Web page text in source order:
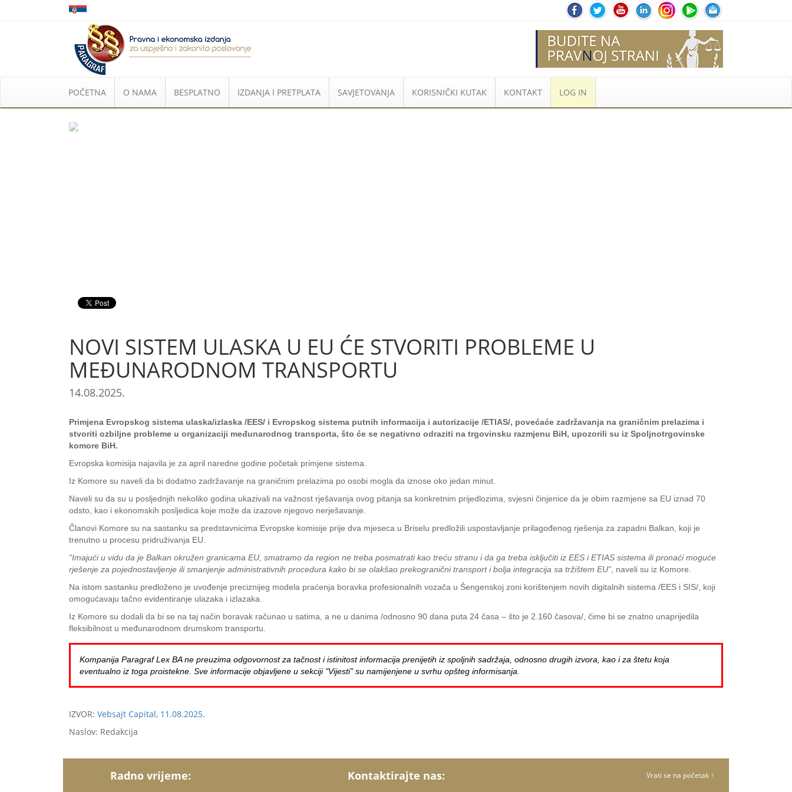
POČETNA O NAMA BESPLATNO IZDANJA I PRETPLATA SAVJETOVANJA KORISNIČKI KUTAK KONTAKT LOG IN
NOVI SISTEM ULASKA U EU ĆE STVORITI PROBLEME U
MEĐUNARODNOM TRANSPORTU
14.08.2025.
Primjena Evropskog sistema ulaska/izlaska /EES/ i Evropskog sistema putnih informacija i autorizacije /ETIAS/, povećaće zadržavanja na graničnim prelazima i
stvoriti ozbiljne probleme u organizaciji međunarodnog transporta, što će se negativno odraziti na trgovinsku razmjenu BiH, upozorili su iz Spoljnotrgovinske
komore BiH.
Evropska komisija najavila je za april naredne godine početak primjene sistema.
Iz Komore su naveli da bi dodatno zadržavanje na graničnim prelazima po osobi mogla da iznose oko jedan minut.
Naveli su da su u posljednjih nekoliko godina ukazivali na važnost rješavanja ovog pitanja sa konkretnim prijedlozima, svjesni činjenice da je obim razmjene sa EU iznad 70
odsto, kao i ekonomskih posljedica koje može da izazove njegovo nerješavanje.
Članovi Komore su na sastanku sa predstavnicima Evropske komisije prije dva mjeseca u Briselu predložili uspostavljanje prilagođenog rješenja za zapadni Balkan, koji je
trenutno u procesu pridruživanja EU.
“Imajući u vidu da je Balkan okružen granicama EU, smatramo da region ne treba posmatrati kao treću stranu i da ga treba isključiti iz EES i ETIAS sistema ili pronaći moguće
rješenje za pojednostavljenje ili smanjenje administrativnih procedura kako bi se olakšao prekogranični transport i bolja integracija sa tržištem EU” , naveli su iz Komore.
Na istom sastanku predloženo je uvođenje preciznijeg modela praćenja boravka profesionalnih vozača u Šengenskoj zoni korištenjem novih digitalnih sistema /EES i SIS/, koji
omogućavaju tačno evidentiranje ulazaka i izlazaka.
Iz Komore su dodali da bi se na taj način boravak računao u satima, a ne u danima /odnosno 90 dana puta 24 časa – što je 2.160 časova/, čime bi se znatno unaprijedila
fleksibilnost u međunarodnom drumskom transportu.
Kompanija Paragraf Lex BA ne preuzima odgovornost za tačnost i istinitost informacija prenijetih iz spoljnih sadržaja, odnosno drugih izvora, kao i za štetu koja
eventualno iz toga proistekne. Sve informacije objavljene u sekciji "Vijesti" su namijenjene u svrhu opšteg informisanja.
IZVOR: Vebsajt Capital, 11.08.2025.
Naslov: Redakcija
Radno vrijeme: Kontaktirajte nas: Vrati se na početak ↑